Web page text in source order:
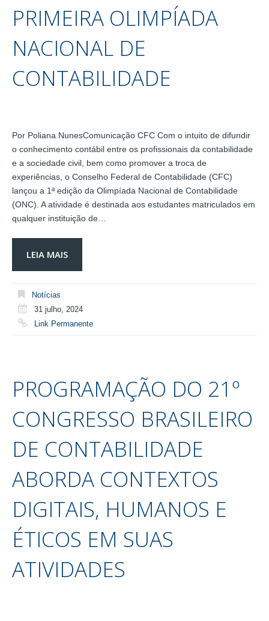
PRIMEIRA OLIMPÍADA
NACIONAL DE
CONTABILIDADE
Por Poliana NunesComunicação CFC Com o intuito de difundir
o conhecimento contábil entre os profissionais da contabilidade
e a sociedade civil, bem como promover a troca de
experiências, o Conselho Federal de Contabilidade (CFC)
lançou a 1ª edição da Olimpíada Nacional de Contabilidade
(ONC). A atividade é destinada aos estudantes matriculados em
qualquer instituição de…
LEIA MAIS
Notícias
31 julho, 2024
Link Permanente
PROGRAMAÇÃO DO 21º
CONGRESSO BRASILEIRO
DE CONTABILIDADE
ABORDA CONTEXTOS
DIGITAIS, HUMANOS E
ÉTICOS EM SUAS
ATIVIDADES